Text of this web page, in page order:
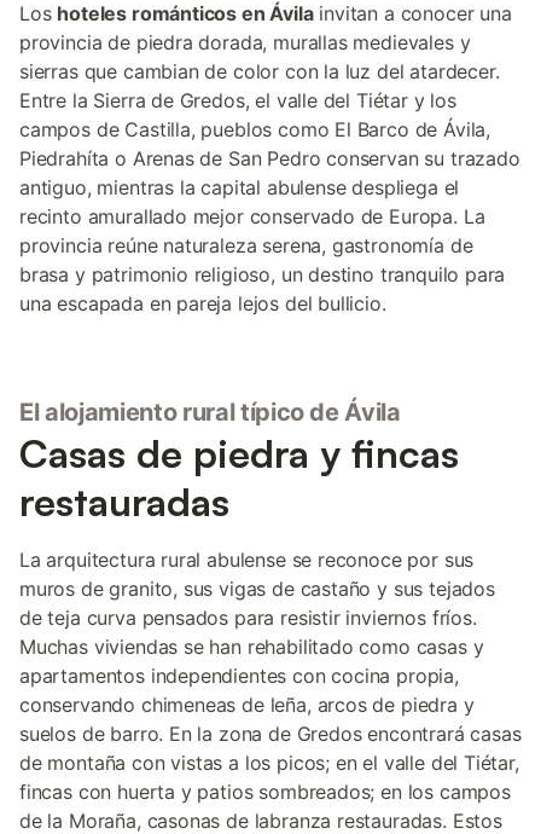
Los hoteles románticos en Ávilainvitan a conocer una
provincia de piedra dorada, murallas medievales y
sierras que cambian de color con la luz del atardecer.
Entre la Sierra de Gredos, el valle del Tiétar y los
campos de Castilla, pueblos como El Barco de Ávila,
Piedrahíta o Arenas de San Pedro conservan su trazado
antiguo, mientras la capital abulense despliega el
recinto amurallado mejor conservado de Europa. La
provincia reúne naturaleza serena, gastronomía de
brasa y patrimonio religioso, un destino tranquilo para
una escapada en pareja lejos del bullicio.
El alojamiento rural típico de Ávila
Casas de piedra y fincas
restauradas
La arquitectura rural abulense se reconoce por sus
muros de granito, sus vigas de castaño y sus tejados
de teja curva pensados para resistir inviernos fríos.
Muchas viviendas se han rehabilitado como casas y
apartamentos independientes con cocina propia,
conservando chimeneas de leña, arcos de piedra y
suelos de barro. En la zona de Gredos encontrará casas
de montaña con vistas a los picos; en el valle del Tiétar,
fincas con huerta y patios sombreados; en los campos
de la Moraña, casonas de labranza restauradas. Estos